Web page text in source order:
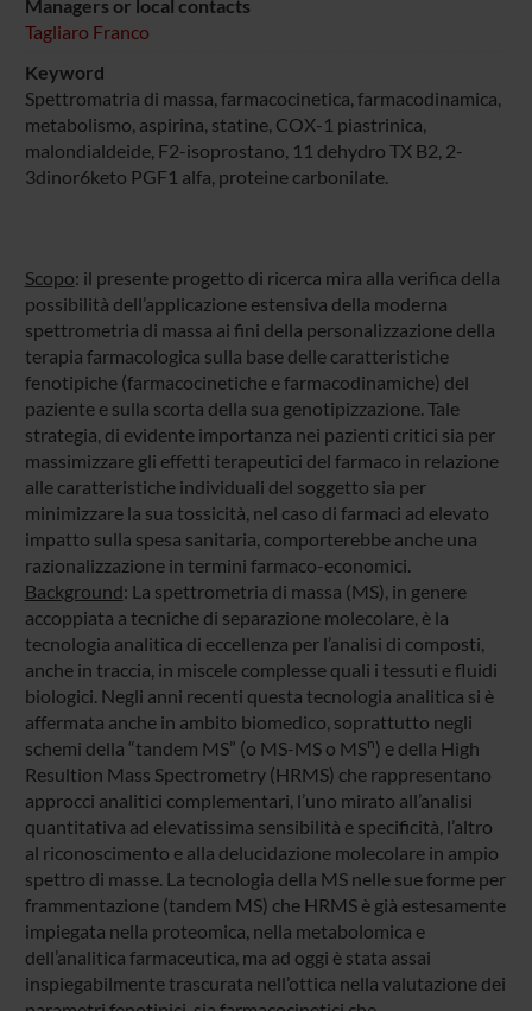
Managers or local contacts
Tagliaro Franco
Keyword
Spettromatria di massa, farmacocinetica, farmacodinamica,
metabolismo, aspirina, statine, COX-1 piastrinica,
malondialdeide, F2-isoprostano, 11 dehydro TX B2, 2-
3dinor6keto PGF1 alfa, proteine carbonilate.
Scopo: il presente progetto di ricerca mira alla verifica della
possibilità dell’applicazione estensiva della moderna
spettrometria di massa ai fini della personalizzazione della
terapia farmacologica sulla base delle caratteristiche
fenotipiche (farmacocinetiche e farmacodinamiche) del
paziente e sulla scorta della sua genotipizzazione. Tale
strategia, di evidente importanza nei pazienti critici sia per
massimizzare gli effetti terapeutici del farmaco in relazione
alle caratteristiche individuali del soggetto sia per
minimizzare la sua tossicità, nel caso di farmaci ad elevato
impatto sulla spesa sanitaria, comporterebbe anche una
razionalizzazione in termini farmaco-economici.
Background: La spettrometria di massa (MS), in genere
accoppiata a tecniche di separazione molecolare, è la
tecnologia analitica di eccellenza per l’analisi di composti,
anche in traccia, in miscele complesse quali i tessuti e fluidi
biologici. Negli anni recenti questa tecnologia analitica si è
affermata anche in ambito biomedico, soprattutto negli
schemi della “tandem MS” (o MS-MS o MSn) e della High
Resultion Mass Spectrometry (HRMS) che rappresentano
approcci analitici complementari, l’uno mirato all’analisi
quantitativa ad elevatissima sensibilità e specificità, l’altro
al riconoscimento e alla delucidazione molecolare in ampio
spettro di masse. La tecnologia della MS nelle sue forme per
frammentazione (tandem MS) che HRMS è già estesamente
impiegata nella proteomica, nella metabolomica e
dell’analitica farmaceutica, ma ad oggi è stata assai
inspiegabilmente trascurata nell’ottica nella valutazione dei